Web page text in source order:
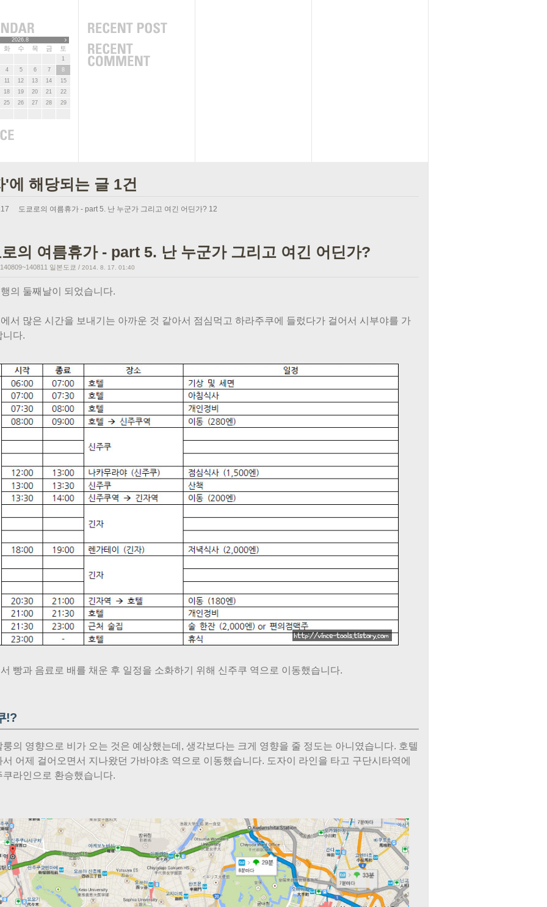
2026.8
화 수 목 금 토
1
4
5 6 7
8
11
12 13 14
15
18
19 20 21
22
25
26 27 28 29
'에 해당되는 글 1건
도쿄로의 여름휴가 - part 5. 난 누군가 그리고 여긴 어딘가? 12
의 여름휴가 - part 5. 난 누군가 그리고 여긴 어딘가?
일본도쿄 / 2014. 8. 17. 01:40
의 둘째날이 되었습니다.
서 많은 시간을 보내기는 아까운 것 같아서 점심먹고 하라주쿠에 들렀다가 걸어서 시부야를 가
니다.
빵과 음료로 배를 채운 후 일정을 소화하기 위해 신주쿠 역으로 이동했습니다.
!?
룽의 영향으로 비가 오는 것은 예상했는데, 생각보다는 크게 영향을 줄 정도는 아니였습니다. 호텔
서 어제 걸어오면서 지나왔던 가바야초 역으로 이동했습니다. 도자이 라인을 타고 구단시타역에
쿠라인으로 환승했습니다.